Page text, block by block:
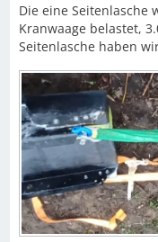
Die eine Seitenlasche
Kranwaage belastet,
Seitenlasche haben